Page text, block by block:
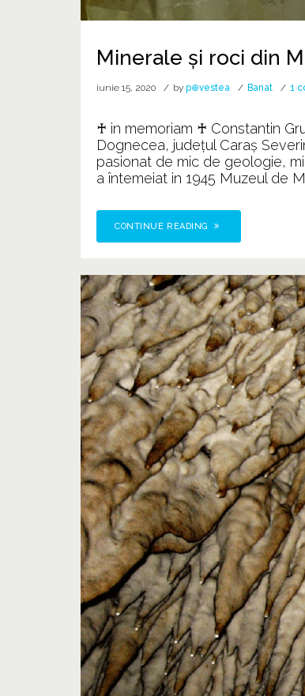
Minerale şi roci din
iunie 15, 2020 by p⊕vestea Banat 1
♰ in memoriam ♰ Constantin
Dognecea, județul Caraș
pasionat de mic de geologie,
a întemeiat in 1945 Muzeul de
CONTINUE READING